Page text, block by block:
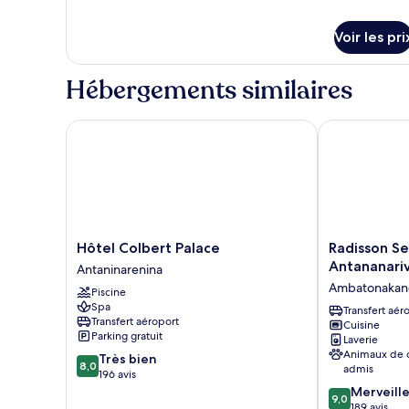
Voir les
Hébergements similaires
Hôtel
Colbert
Palace
Antaninarenina
Hôtel Colbert Palace
Antaninarenina
Piscine
Spa
Transfert aéroport
Parking gratuit
8.0
sur
8,0 Très bien
196 avis
Hôtel Colbert Palace
Radisson
Serviced
Antananarivo
City
Centre
Radisson
Transfert
Cuisine
Laverie
Animaux de
admis
9.0
9,0
Radisson